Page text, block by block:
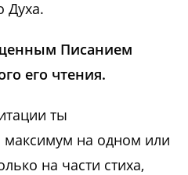
Духа.
Писанием
его чтения.
ты
максимум на одном или
на части стиха,